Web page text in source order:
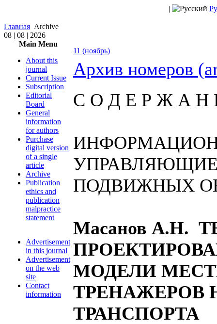
|
Главная Archive
08 | 08 | 2026
Main Menu
About this
journal
Current Issue
Subscription
Editorial
Board
General
information
for authors
Purchase
digital version
of a single
article
Archive
Publication
ethics and
publication
malpractice
statement
Advertisement
in this journal
Advertisement
on the web
site
Contact
information
11 (ноябрь)
Архив номеров
С О Д Е Р Ж А Н
ПОДВИЖНЫХ
Масанов А.Н.
МОДЕЛИ
ТРЕНАЖЕРОВ
ТРАНСПОРТА